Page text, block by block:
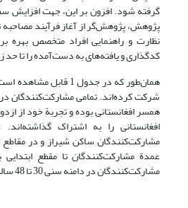
گرفته شود. افزون بر این، جهت افزایش
پژوهش، پژوهش‌گر از آغاز فرآیند مصاحبه
نظارت و راهنمایی افراد متخصص بهره
کدگذاری و یافته‌های به دست‌آمده را تا
شرکت کرده‌اند. تمامی مشارکت‌کنندگان در
همسر افغانستانی بوده‌‌ و تجربة خود از
افغانستانی را به اشتراک
مشارکت‌کنندگان ساکن شیراز و در مقاطع
عمدة مشارکت‌کنندگان تا مقطع
مشارکت‌کنندگان در دامنه سنی 30 تا 48 ساله بودند.